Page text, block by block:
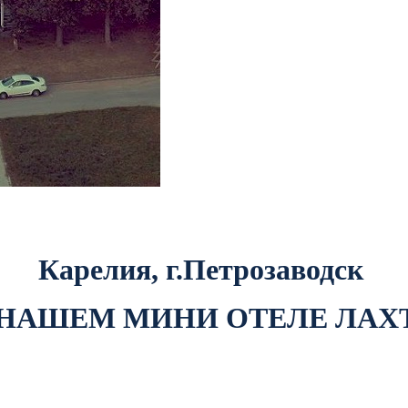
Карелия, г.Петрозаводск
МИНИ ОТЕЛЕ